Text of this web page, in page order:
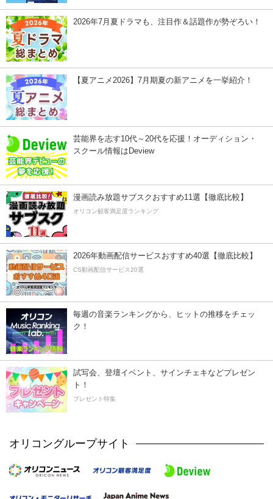
2026年7月夏ドラマも、注目作＆話題作が勢ぞろい！
【夏アニメ2026】7月期夏の新アニメを一挙紹介！
芸能界を志す10代～20代を応援！オーディション・
スクール情報はDeview
漫画読み放題サブスクおすすめ11選【徹底比較】
オリコン顧客満足度ランキング
2026年動画配信サービスおすすめ40選【徹底比較】
CS動画配信サービス20選
毎週の音楽ランキングから、ヒットの推移をチェッ
ク！
試写会、登壇イベント、サインチェキなどプレゼン
ト！
プレゼント特集
オリコングループサイト